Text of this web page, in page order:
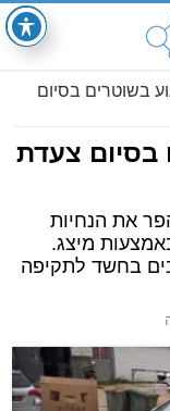
בשוטרים בסיום
בסיום צעדת
את הנחיות
מיצג.
בחשד לתקיפה